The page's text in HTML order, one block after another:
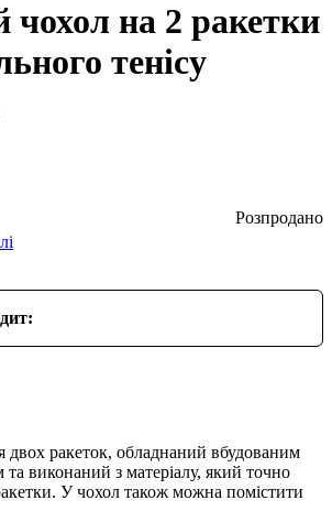
на 2 ракетки
тенісу
двох ракеток, обладнаний вбудованим
виконаний з матеріалу, який точно
У чохол також можна помістити